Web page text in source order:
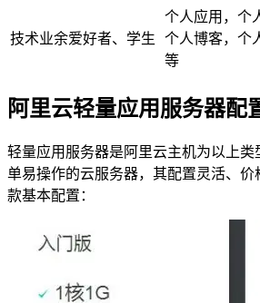
技术业余爱好者、学生
个人应用，个
个人博客，个
等
阿里云轻量应用服务器配
轻量应用服务器是阿里云主机为以上类
单易操作的云服务器，其配置灵活、价
款基本配置：